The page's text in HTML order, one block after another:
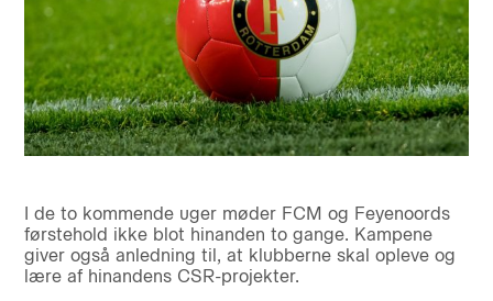
I de to kommende uger møder FCM og Feyenoords
førstehold ikke blot hinanden to gange. Kampene
giver også anledning til, at klubberne skal opleve og
lære af hinandens CSR-projekter.